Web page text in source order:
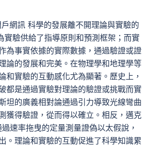
網訊 科學的發展離不開理論與實驗的
實驗供給了指導原則和預測框架；而實
為事實依據的實際數據，通過驗證或證
論的發展和完美。在物理學和地理學等
和實驗的互動感化尤為顯著。歷史上，
都是通過實驗對理論的驗證或挑戰而實
坦的廣義相對論通過引力導致光線彎曲
獲得驗證，從而得以確立。相反，邁克
速率拖曳的定量測量證偽以太假說，
。理論和實驗的互動促進了科學知識累